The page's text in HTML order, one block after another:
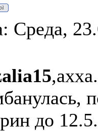
Среда,
до